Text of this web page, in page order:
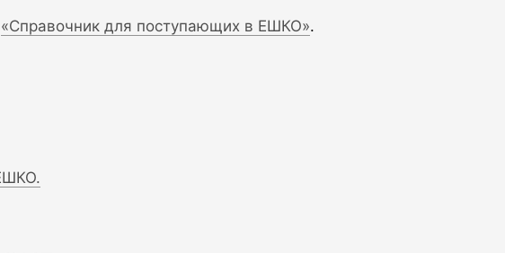
«Справочник для поступающих в ЕШКО».